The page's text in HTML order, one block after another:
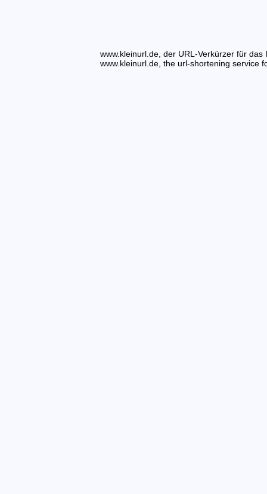
www.kleinurl.de, der URL-Verkürzer für das
www.kleinurl.de, the url-shortening service